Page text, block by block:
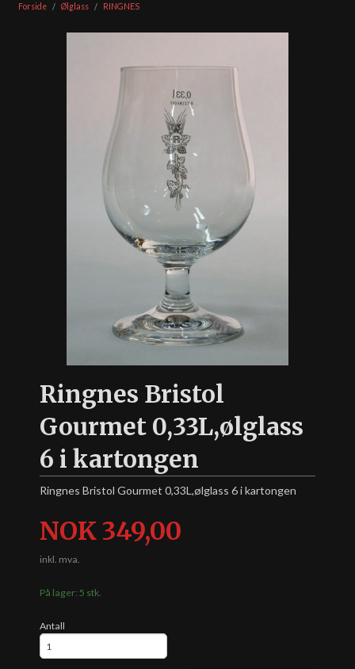
Forside Ølglass RINGNES
Ringnes Bristol
Gourmet 0,33L,ølglass
6 i kartongen
Ringnes Bristol Gourmet 0,33L,ølglass 6 i kartongen
Pris
NOK349,00
inkl. mva.
På lager: 5 stk.
Antall